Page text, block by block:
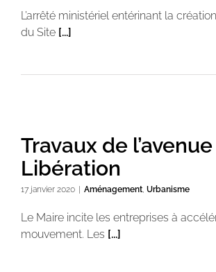
L’arrêté ministériel entérinant la
du Site [...]
Travaux de
Libération
17 janvier 2020 Aménagement, Urbanisme
Le Maire incite les entreprises à
mouvement. Les [...]